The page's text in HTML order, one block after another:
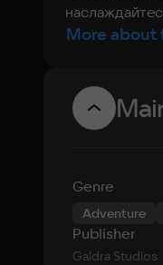
More about
Genre
Adventure
Publisher
Galdra Studios